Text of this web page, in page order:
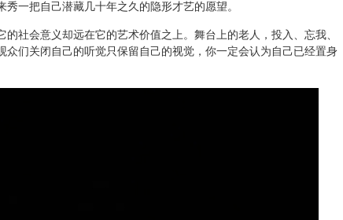
一把自己潜藏几十年之久的隐形才艺的愿望。
社会意义却远在它的艺术价值之上。舞台上的老人，投入、忘我、
众们关闭自己的听觉只保留自己的视觉，你一定会认为自己已经置身